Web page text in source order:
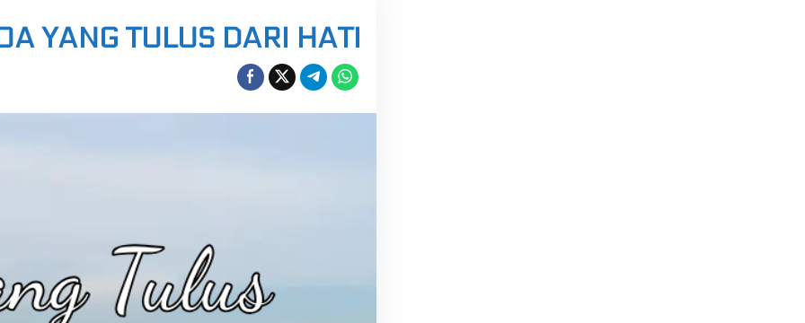
YANG TULUS DARI HATI